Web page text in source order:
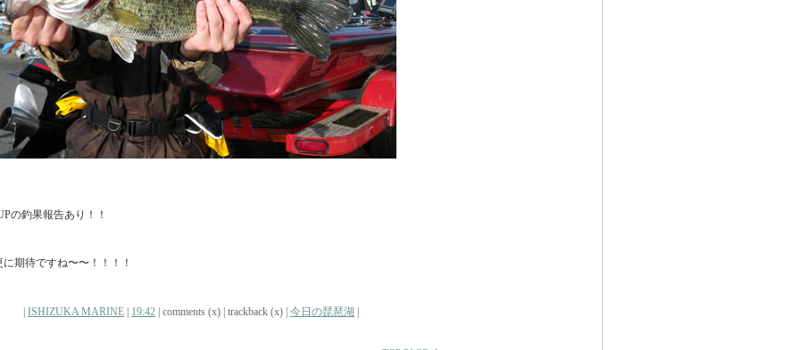
の釣果報告あり！！
期待ですね〜〜！！！！
ISHIZUKA MARINE 19:42 | comments (x) | trackback (x) | 今日の琵琶湖